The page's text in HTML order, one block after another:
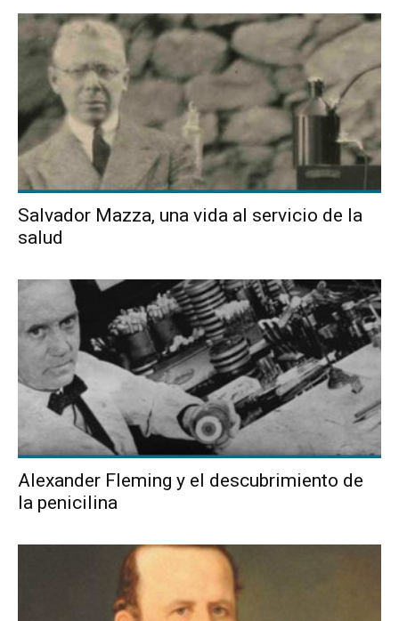
Salvador Mazza, una vida al servicio de la
salud
Alexander Fleming y el descubrimiento de
la penicilina